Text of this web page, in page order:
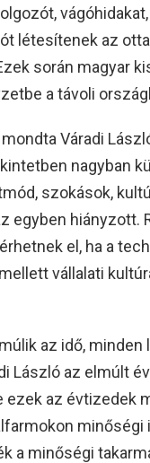
vágóhidakat,
létesítenek az
során magyar
a távoli
Váradi
nagyban
szokások,
egyben hiányzott.
el, ha a
vállalati
az idő, minden
László az elmúlt
ezek az évtizedek
minőségi
a minőségi